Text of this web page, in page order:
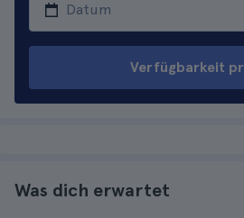
Verfügbarkeit
Was dich erwartet